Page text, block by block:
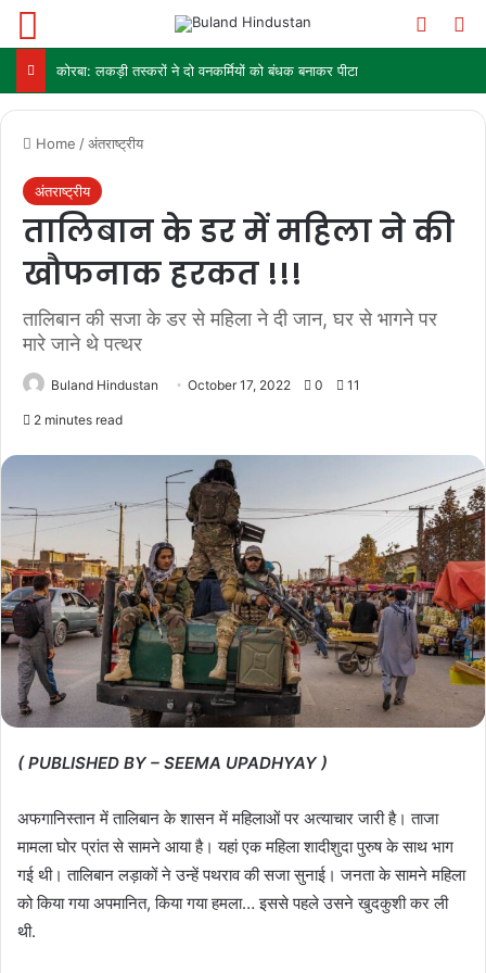
कोरबा: लकड़ी तस्करों ने दो वनकर्मियों को बंधक बनाकर पीटा
Home /अंतराष्ट्रीय
अंतराष्ट्रीय
तालिबान के डर में महिला ने की
खौफनाक हरकत !!!
तालिबान की सजा के डर से महिला ने दी जान, घर से भागने पर
मारे जाने थे पत्थर
Buland Hindustan October 17, 2022 0 11
2 minutes read
( PUBLISHED BY – SEEMA UPADHYAY )
अफगानिस्तान में तालिबान के शासन में महिलाओं पर अत्याचार जारी है। ताजा
मामला घोर प्रांत से सामने आया है। यहां एक महिला शादीशुदा पुरुष के साथ भाग
गई थी। तालिबान लड़ाकों ने उन्हें पथराव की सजा सुनाई। जनता के सामने महिला
को किया गया अपमानित, किया गया हमला… इससे पहले उसने खुदकुशी कर ली
थी.